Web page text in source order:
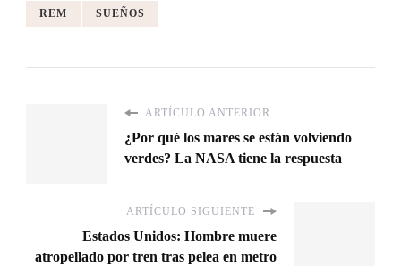
REM SUEÑOS
ARTÍCULO ANTERIOR
¿Por qué los mares se están volviendo
verdes? La NASA tiene la respuesta
ARTÍCULO SIGUIENTE
Estados Unidos: Hombre muere
atropellado por tren tras pelea en metro